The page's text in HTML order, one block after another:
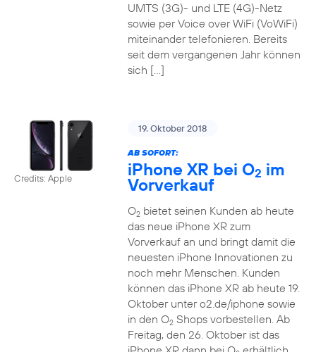
UMTS (3G)- und LTE (4G)-Netz
sowie per Voice over WiFi (VoWiFi)
miteinander telefonieren. Bereits
seit dem vergangenen Jahr können
sich […]
Credits: Apple
19. Oktober 2018
AB SOFORT:
iPhone XR bei O2 im
Vorverkauf
O2bietet seinen Kunden ab heute
das neue iPhone XR zum
Vorverkauf an und bringt damit die
neuesten iPhone Innovationen zu
noch mehr Menschen. Kunden
können das iPhone XR ab heute 19.
Oktober unter o2.de/iphone sowie
in den O2Shops vorbestellen. Ab
Freitag, den 26. Oktober ist das